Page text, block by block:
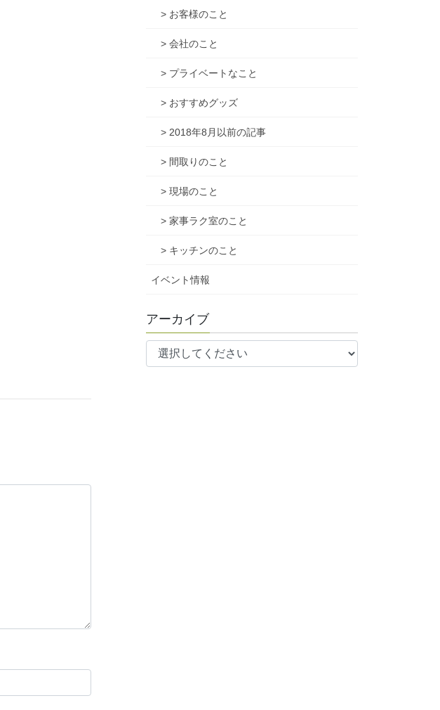
> お客様のこと
> 会社のこと
> プライベートなこと
> おすすめグッズ
> 2018年8月以前の記事
> 間取りのこと
> 現場のこと
> 家事ラク室のこと
> キッチンのこと
イベント情報
アーカイブ